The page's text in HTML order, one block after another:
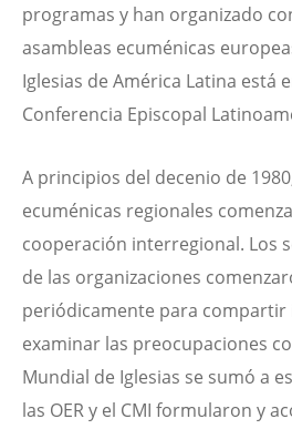
programas y han organizado
asambleas ecuménicas
Iglesias de América Latina está
Conferencia Episcopal
A principios del decenio de
ecuménicas regionales
cooperación interregional. Los
de las organizaciones
periódicamente para
examinar las preocupaciones
Mundial de Iglesias se sumó a
las OER y el CMI formularon y